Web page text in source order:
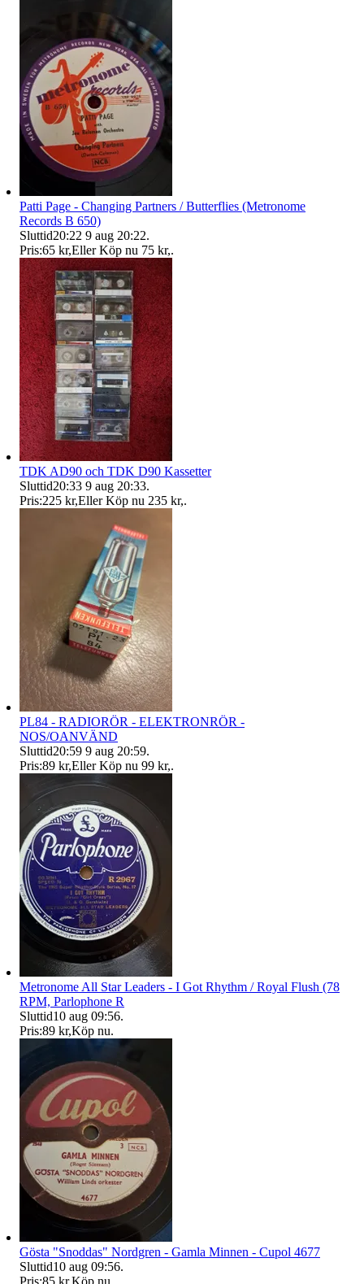
Patti Page - Changing Partners / Butterflies (Metronome
Records B 650)
Sluttid20:22 9 aug 20:22.
Pris:65 kr,Eller Köp nu 75 kr,.
TDK AD90 och TDK D90 Kassetter
Sluttid20:33 9 aug 20:33.
Pris:225 kr,Eller Köp nu 235 kr,.
PL84 - RADIORÖR - ELEKTRONRÖR -
NOS/OANVÄND
Sluttid20:59 9 aug 20:59.
Pris:89 kr,Eller Köp nu 99 kr,.
Metronome All Star Leaders - I Got Rhythm / Royal Flush (78
RPM, Parlophone R
Sluttid10 aug 09:56.
Pris:89 kr,Köp nu.
Gösta "Snoddas" Nordgren - Gamla Minnen - Cupol 4677
Sluttid10 aug 09:56.
Pris:85 kr,Köp nu